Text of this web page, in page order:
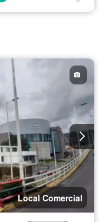
Local Comercial